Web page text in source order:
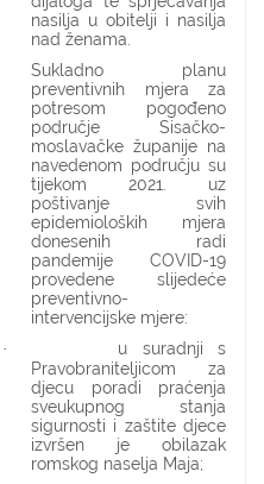
nasilja u obitelji i nasilja
nad ženama.
Sukladno planu
preventivnih mjera za
potresom pogođeno
područje Sisačko-
moslavačke županije na
navedenom području su
tijekom 2021. uz
poštivanje svih
epidemioloških mjera
donesenih radi
pandemije COVID-19
provedene slijedeće
preventivno-
intervencijske mjere:
·
u suradnji s
Pravobraniteljicom za
djecu poradi praćenja
sveukupnog stanja
sigurnosti i zaštite djece
izvršen je obilazak
romskog naselja Maja;